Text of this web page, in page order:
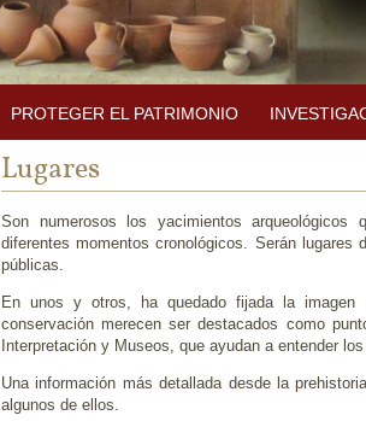
PROTEGER EL PATRIMONIO
Lugares
Son numerosos los yacimientos
diferentes momentos cronológicos. Serán
públicas.
En unos y otros, ha quedado fijada la imagen
conservación merecen ser destacados como
Interpretación y Museos, que ayudan a entender
Una información más detallada desde la
algunos de ellos.